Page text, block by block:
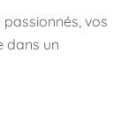
vos
dans un